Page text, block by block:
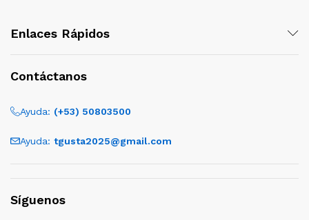
Enlaces Rápidos
Contáctanos
Ayuda: (+53) 50803500
Ayuda: tgusta2025@gmail.com
Síguenos